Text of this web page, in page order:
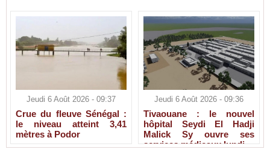
Jeudi 6 Août 2026 - 09:37
Crue du fleuve Sénégal :
le niveau atteint 3,41
mètres à Podor
Jeudi 6 Août 2026 - 09:36
Tivaouane : le nouvel
hôpital Seydi El Hadji
Malick Sy ouvre ses
services médicaux lundi